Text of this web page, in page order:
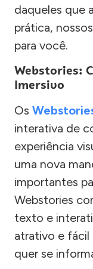
daqueles que
prática,
para você.
Webstories:
Imersivo
Os
interativa de
experiência
uma nova
importantes
Webstories
texto e
atrativo e fácil
quer se